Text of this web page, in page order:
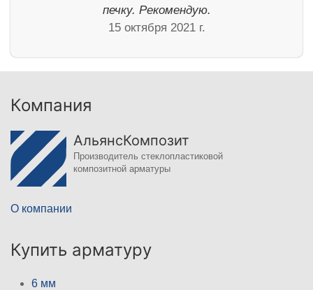
печку. Рекомендую.
15 октября 2021 г.
Компания
АльянсКомпозит
Производитель стеклопластиковой
композитной арматуры
О компании
Купить арматуру
6 мм